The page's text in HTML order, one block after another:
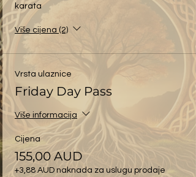
karata
Više cijena (2)
Vrsta ulaznice
Friday Day Pass
Više informacija
Cijena
155,00 AUD
+3,88 AUD naknada za uslugu prodaje